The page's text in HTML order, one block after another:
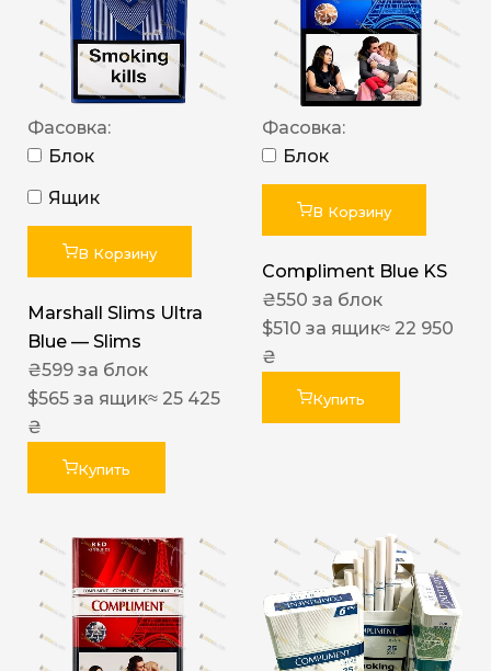
Фасовка:
Блок
Ящик
В Корзину
Marshall Slims Ultra
Blue — Slims
₴599 за блок
$565 за ящик≈ 25 425
₴
Купить
Фасовка:
Блок
В Корзину
Compliment Blue KS
₴550 за блок
$510 за ящик≈ 22 950
₴
Купить